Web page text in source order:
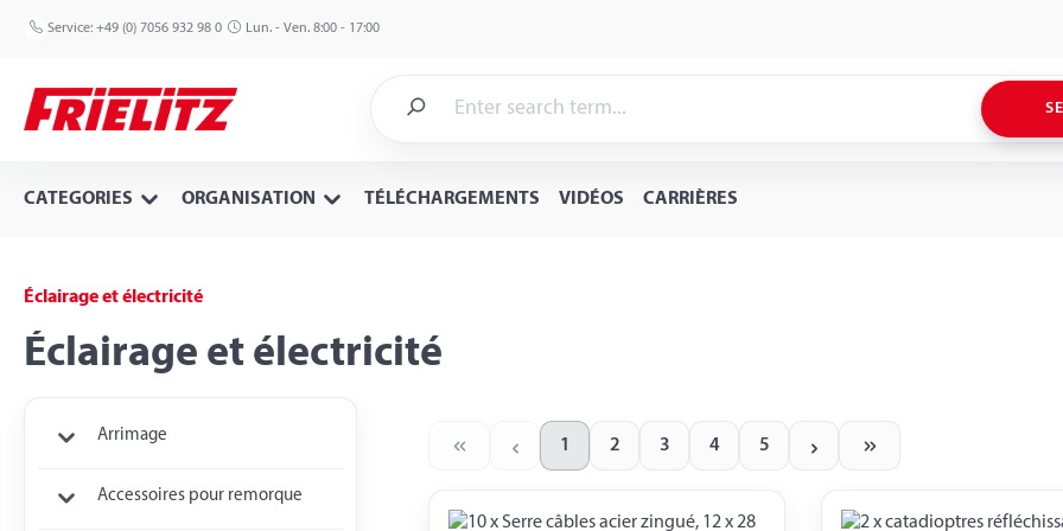
to main content
Skip to search
Skip to main navigation
Service: +49 (0) 7056 932 98 0 Lun. - Ven. 8:00 - 17:00
CATEGORIES ORGANISATION TÉLÉCHARGEMENTS VIDÉOS CARRIÈRES
Éclairage et électricité
Éclairage et électricité
Arrimage
Accessoires pour remorque
Page
1 2 3 4 5